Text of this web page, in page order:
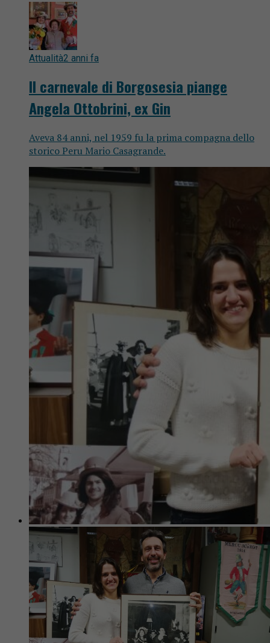
Attualità2 anni fa
Il carnevale di Borgosesia piange
Angela Ottobrini, ex Gin
Aveva 84 anni, nel 1959 fu la prima compagna dello
storico Peru Mario Casagrande.